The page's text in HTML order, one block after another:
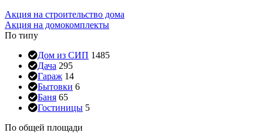
Акция на строительство дома
Акция на домокомплекты
По типу
Дом из СИП 1485
Дача 295
Гараж 14
Бытовки 6
Баня 65
Гостиницы 5
По общей площади